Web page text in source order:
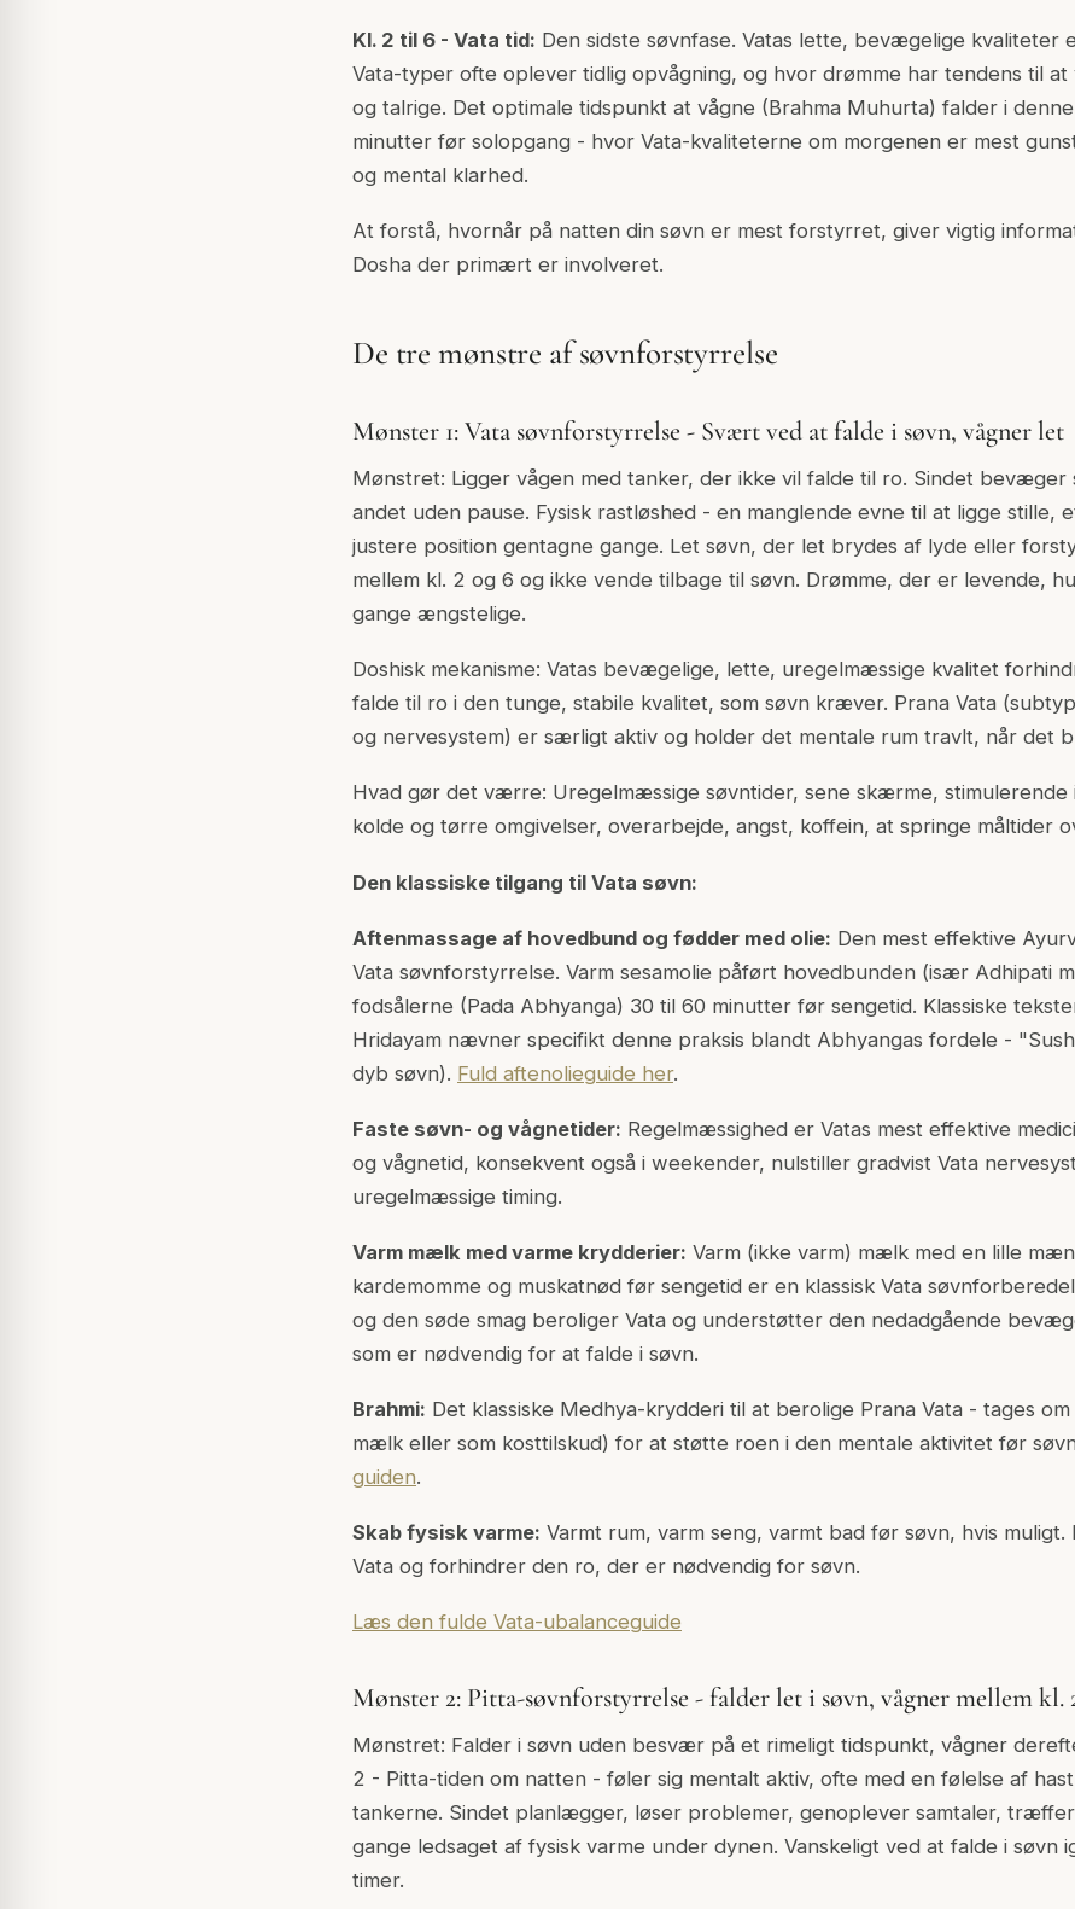
Kl. 2 til 6 - Vata tid: Den sidste søvnfase. Vatas lette, bevægelige kvaliteter
Vata-typer ofte oplever tidlig opvågning, og hvor drømme har tendens til
og talrige. Det optimale tidspunkt at vågne (Brahma Muhurta) falder i
minutter før solopgang - hvor Vata-kvaliteterne om morgenen er mest
og mental klarhed.
At forstå, hvornår på natten din søvn er mest forstyrret, giver vigtig
Dosha der primært er involveret.
De tre mønstre af søvnforstyrrelse
Mønster 1: Vata søvnforstyrrelse - Svært ved at falde i søvn, vågner let
Mønstret: Ligger vågen med tanker, der ikke vil falde til ro. Sindet bevæger
andet uden pause. Fysisk rastløshed - en manglende evne til at ligge stille,
justere position gentagne gange. Let søvn, der let brydes af lyde eller
mellem kl. 2 og 6 og ikke vende tilbage til søvn. Drømme, der er levende,
gange ængstelige.
Doshisk mekanisme: Vatas bevægelige, lette, uregelmæssige kvalitet
falde til ro i den tunge, stabile kvalitet, som søvn kræver. Prana Vata
og nervesystem) er særligt aktiv og holder det mentale rum travlt, når det
Hvad gør det værre: Uregelmæssige søvntider, sene skærme, stimulerende
kolde og tørre omgivelser, overarbejde, angst, koffein, at springe måltider
Den klassiske tilgang til Vata søvn:
Aftenmassage af hovedbund og fødder med olie: Den mest effektive
Vata søvnforstyrrelse. Varm sesamolie påført hovedbunden (især Adhipati
fodsålerne (Pada Abhyanga) 30 til 60 minutter før sengetid. Klassiske
Hridayam nævner specifikt denne praksis blandt Abhyangas fordele -
dyb søvn). Fuld aftenolieguide her.
Faste søvn- og vågnetider: Regelmæssighed er Vatas mest effektive
og vågnetid, konsekvent også i weekender, nulstiller gradvist Vata
uregelmæssige timing.
Varm mælk med varme krydderier: Varm (ikke varm) mælk med en lille
kardemomme og muskatnød før sengetid er en klassisk Vata
og den søde smag beroliger Vata og understøtter den nedadgående
som er nødvendig for at falde i søvn.
Brahmi: Det klassiske Medhya-krydderi til at berolige Prana Vata - tages
mælk eller som kosttilskud) for at støtte roen i den mentale aktivitet før
guiden.
Skab fysisk varme: Varmt rum, varm seng, varmt bad før søvn, hvis
Vata og forhindrer den ro, der er nødvendig for søvn.
Læs den fulde Vata-ubalanceguide
Mønster 2: Pitta-søvnforstyrrelse - falder let i søvn, vågner mellem kl.
Mønstret: Falder i søvn uden besvær på et rimeligt tidspunkt, vågner
2 - Pitta-tiden om natten - føler sig mentalt aktiv, ofte med en følelse af
tankerne. Sindet planlægger, løser problemer, genoplever samtaler,
gange ledsaget af fysisk varme under dynen. Vanskeligt ved at falde i søvn
timer.